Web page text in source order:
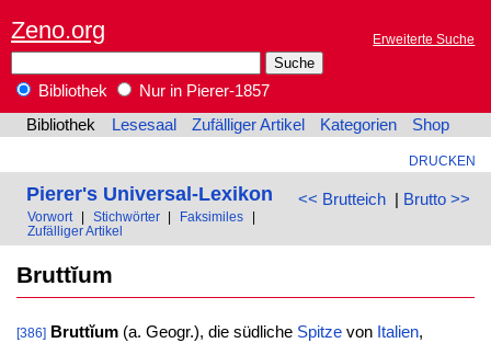
Zeno.org Erweiterte Suche
Bibliothek
Nur in Pierer-1857
Bibliothek
Lesesaal Zufälliger Artikel Kategorien Shop
DRUCKEN
<< Brutteich| Brutto >>
Pierer's Universal-Lexikon
Vorwort Stichwörter Faksimiles
Zufälliger Artikel
Bruttĭum
[386] Bruttĭum(a. Geogr.), die südliche Spitzevon Italien,